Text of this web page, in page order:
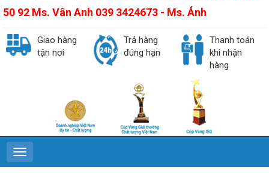
50 92 Ms. Vân Anh 039 3424673 - Ms. Ánh
Giao hàng
tận nơi
Trả hàng
đúng hạn
Thanh toán
khi nhận
hàng